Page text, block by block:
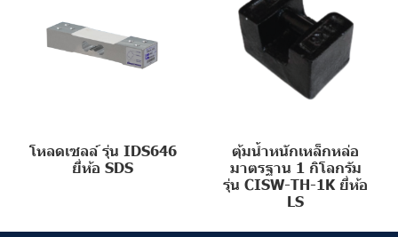
โหลดเซลล์ รุ่น IDS646
ยี่ห้อ SDS
ตุ้มน้ำหนักเหล็กหล่อ
มาตรฐาน 1 กิโลกรัม
รุ่น CISW-TH-1K ยี่ห้อ
LS